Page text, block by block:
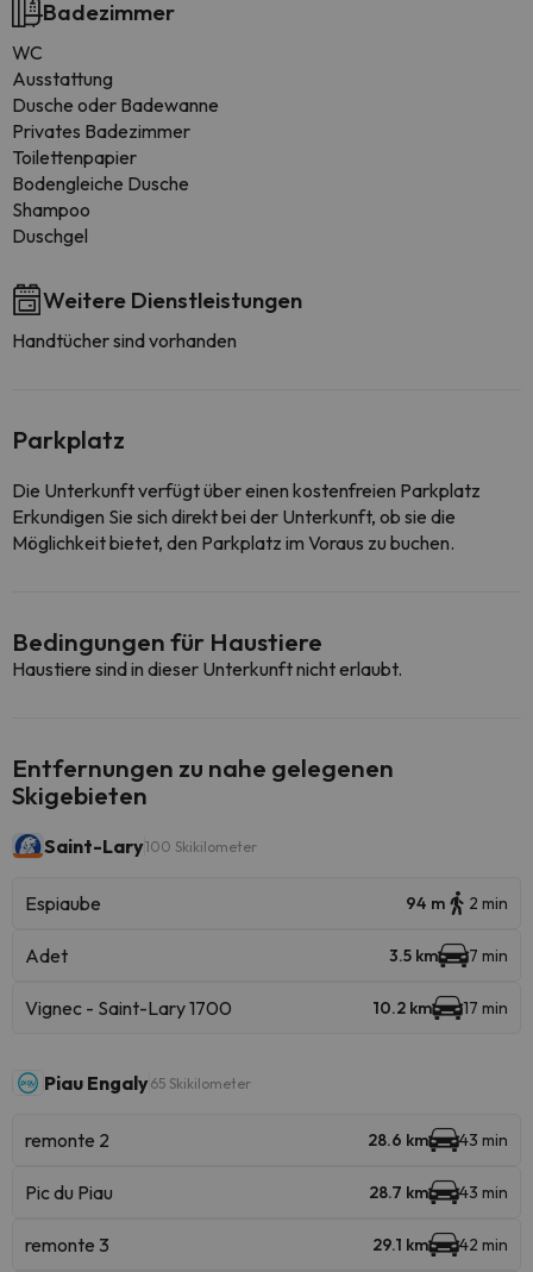
Badezimmer
WC
Ausstattung
Dusche oder Badewanne
Privates Badezimmer
Toilettenpapier
Bodengleiche Dusche
Shampoo
Duschgel
Weitere Dienstleistungen
Handtücher sind vorhanden
Parkplatz
Die Unterkunft verfügt über einen kostenfreien Parkplatz
Erkundigen Sie sich direkt bei der Unterkunft, ob sie die
Möglichkeit bietet, den Parkplatz im Voraus zu buchen.
Bedingungen für Haustiere
Haustiere sind in dieser Unterkunft nicht erlaubt.
Entfernungen zu nahe gelegenen
Skigebieten
Saint-Lary100 Skikilometer
Espiaube 94 m 2 min
Adet 3.5 km 7 min
Vignec - Saint-Lary 1700 10.2 km 17 min
Piau Engaly65 Skikilometer
remonte 2 28.6 km 43 min
Pic du Piau 28.7 km 43 min
remonte 3 29.1 km 42 min